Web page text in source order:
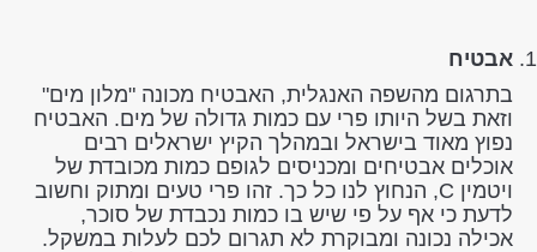
אבטיח
בתרגום מהשפה האנגלית, האבטיח מכונה "מלון מים"
וזאת בשל היותו פרי עם כמות גדולה של מים. האבטיח
נפוץ מאוד בישראל ובמהלך הקיץ ישראלים רבים
אוכלים אבטיחים ומכניסים לגופם כמות מכובדת של
ויטמין C, הנחוץ לנו כל כך. זהו פרי טעים ומתוק וחשוב
לדעת כי אף על פי שיש בו כמות נכבדת של סוכר,
אכילה נכונה ומבוקרת לא תגרום לכם לעלות במשקל.